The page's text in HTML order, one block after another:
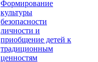
Формирование
культуры
безопасности
личности и
приобщение детей к
традиционным
ценностям